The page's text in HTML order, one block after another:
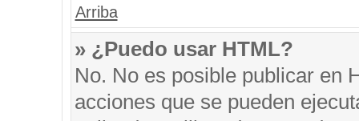
Arriba
» ¿Puedo usar HTML?
No. No es posible publicar en
acciones que se pueden